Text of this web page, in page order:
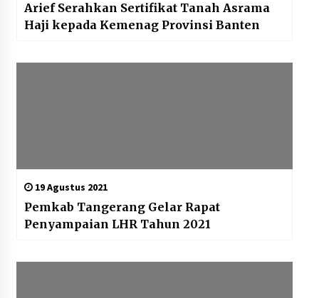
Arief Serahkan Sertifikat Tanah Asrama
Haji kepada Kemenag Provinsi Banten
19 Agustus 2021
Pemkab Tangerang Gelar Rapat
Penyampaian LHR Tahun 2021